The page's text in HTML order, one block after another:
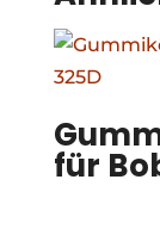
für